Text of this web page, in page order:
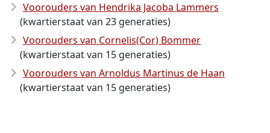
Voorouders van Hendrika Jacoba Lammers
(kwartierstaat van 23 generaties)
Voorouders van Cornelis(Cor) Bommer
(kwartierstaat van 15 generaties)
Voorouders van Arnoldus Martinus de Haan
(kwartierstaat van 15 generaties)